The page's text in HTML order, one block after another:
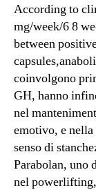
According to
mg/week/6 8
between
coinvolgono
GH, hanno
nel
emotivo, e nella
senso di
Parabolan, uno
nel